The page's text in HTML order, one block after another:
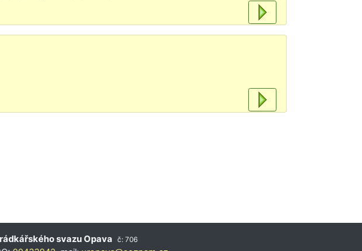
svazu Opava č: 706